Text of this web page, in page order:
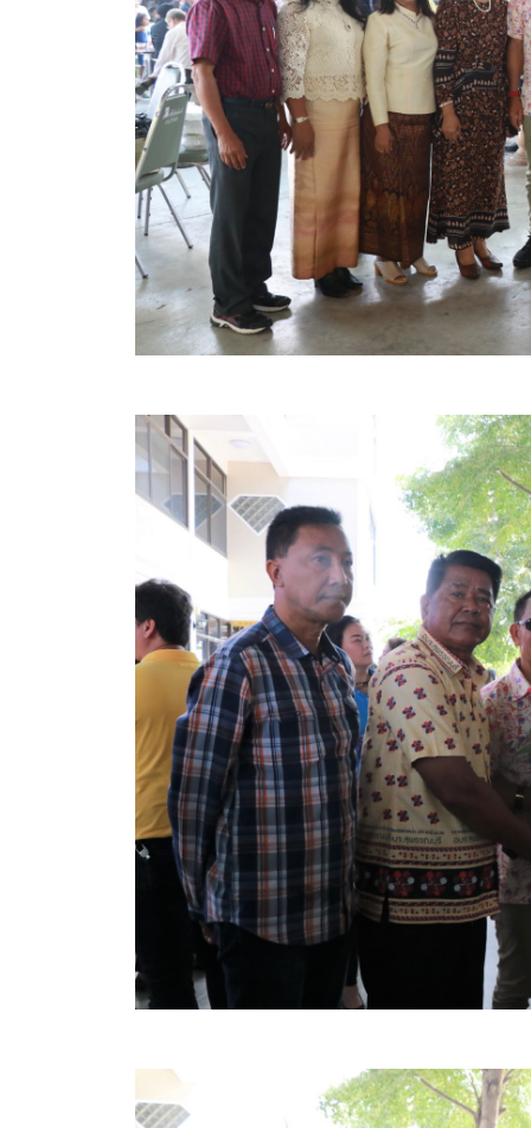
ข้อมูลการเลือกตั้ง
นโยบายคุ้มครองข้อมูลส่วนบุคคล
ผลงาน
มาตรฐานกำหนดตำแหน่ง
VDO Present
ประกาศแผนการจัดซื้อจัดจ้าง
ประกาศแผนการจัดหาพัสดุ
รายงานผลการจัดซื้อจัดจ้างประจำปีงบประมาณ
สรุปผลการดำเนินงานจัดซื้อจัดจ้างในรอบเดือน (สข
ประกาศผู้ชนะการเสนอราคา
ประกาศราคากลาง
ประกาศเชิญชวนประกวดราคา (e-bidding)
ยกเลิกประกาศเชิญชวน
ยกเลิกประกาศผู้ชนะ
เปลี่ยนแปลงประกาศผู้ชนะ
เปลี่ยนแปลงประกาศเชิญชวน
ประกาศขายทอดตลาดทรัพย์สินประจำปี